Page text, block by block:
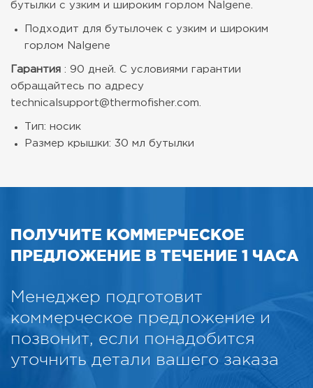
бутылки с узким и широким горлом Nalgene.
Подходит для бутылочек с узким и широким
горлом Nalgene
Гарантия : 90 дней. С условиями гарантии
обращайтесь по адресу
technicalsupport@thermofisher.com.
Тип: носик
Размер крышки: 30 мл бутылки
ПОЛУЧИТЕ КОММЕРЧЕСКОЕ
ПРЕДЛОЖЕНИЕ В ТЕЧЕНИЕ 1 ЧАСА
Менеджер подготовит
коммерческое предложение и
позвонит, если понадобится
уточнить детали вашего заказа